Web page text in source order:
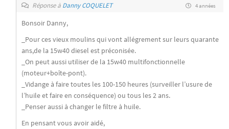
Réponse à Danny COQUELET 4 années
Bonsoir Danny,
_Pour ces vieux moulins qui vont allégrement sur leurs quarante
ans,de la 15w40 diesel est préconisée.
_On peut aussi utiliser de la 15w40 multifonctionnelle
(moteur+boîte-pont).
_Vidange à faire toutes les 100-150 heures (surveiller l’usure de
l’huile et faire en conséquence) ou tous les 2 ans.
_Penser aussi à changer le filtre à huile.
En pensant vous avoir aidé,